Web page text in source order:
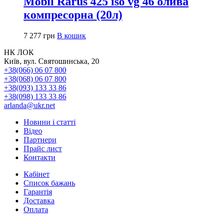
компресорна (20л)
7 277 грн В кошик
НК ЛОК
Київ, вул. Святошинська, 20
+38(066) 06 07 800
+38(068) 06 07 800
+38(093) 133 33 86
+38(098) 133 33 86
arlanda@ukr.net
Новини і статті
Відео
Партнери
Прайс лист
Контакти
Кабінет
Список бажань
Гарантія
Доставка
Оплата